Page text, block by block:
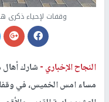
وقفات لإحياء ذكرى
النجاح الإخباري -
مساء امس الخميس، في